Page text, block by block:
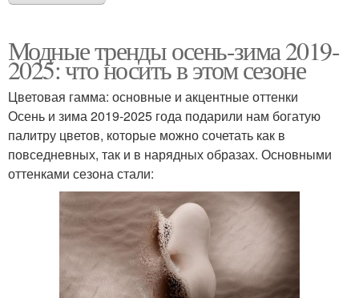
Модные тренды осень-зима 2019-
2025: что носить в этом сезоне
Цветовая гамма: основные и акцентные оттенки
Осень и зима 2019-2025 года подарили нам богатую
палитру цветов, которые можно сочетать как в
повседневных, так и в нарядных образах. Основными
оттенками сезона стали: